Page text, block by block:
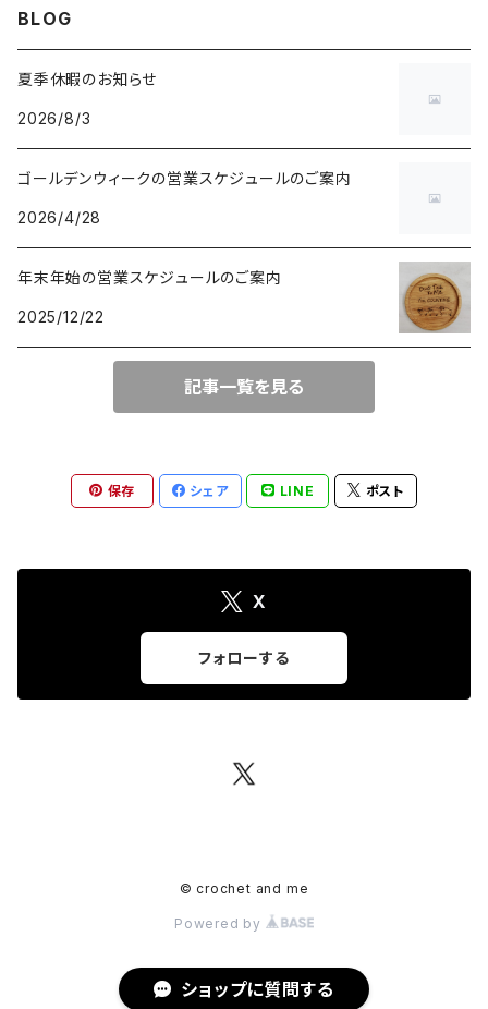
BLOG
夏季休暇のお知らせ
2026/8/3
ゴールデンウィークの営業スケジュールのご案内
2026/4/28
年末年始の営業スケジュールのご案内
2025/12/22
記事一覧を見る
保存 シェア LINE ポスト
X
フォローする
© crochet and me
Powered by
ショップに質問する